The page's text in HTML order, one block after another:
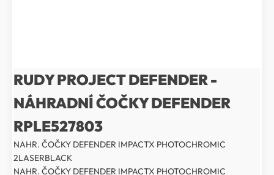
RUDY PROJECT DEFENDER -
NÁHRADNÍ ČOČKY DEFENDER
RPLE527803
NAHR. ČOČKY DEFENDER IMPACTX PHOTOCHROMIC
2LASERBLACK
NAHR. ČOČKY DEFENDER IMPACTX PHOTOCHROMIC